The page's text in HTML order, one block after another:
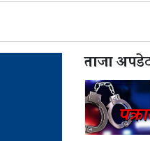
ताजा